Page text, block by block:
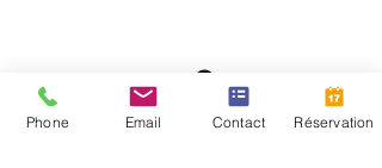
le juste « milieu » ⭕️
C’est la règle du « ni chaud, ni
froid », « ni humide, ni sec ».
Phone Email Contact Réservation